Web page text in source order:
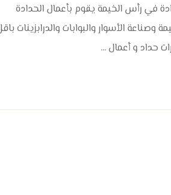
في رأس الخيمة يقوم بأعمال الحدادة
وصناعة الأسوار والبوابات والدرابزينات
حداد و أعمال ...